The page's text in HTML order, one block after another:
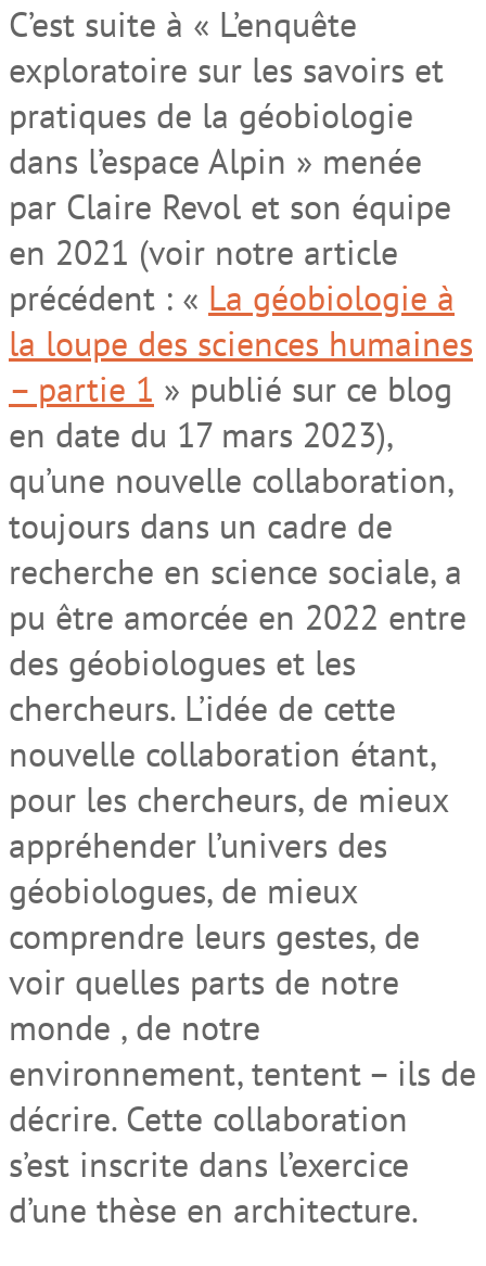
C’est suite à « L’enquête
exploratoire sur les savoirs et
pratiques de la géobiologie
dans l’espace Alpin » menée
par Claire Revol et son équipe
en 2021 (voir notre article
précédent : « La géobiologie à
la loupe des sciences humaines
– partie 1 » publié sur ce blog
en date du 17 mars 2023),
qu’une nouvelle collaboration,
toujours dans un cadre de
recherche en science sociale, a
pu être amorcée en 2022 entre
des géobiologues et les
chercheurs. L’idée de cette
nouvelle collaboration étant,
pour les chercheurs, de mieux
appréhender l’univers des
géobiologues, de mieux
comprendre leurs gestes, de
voir quelles parts de notre
monde , de notre
environnement, tentent – ils de
décrire. Cette collaboration
s’est inscrite dans l’exercice
d’une thèse en architecture.